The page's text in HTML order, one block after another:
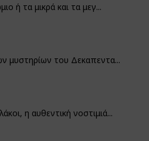
ή τα μικρά και τα μεγ...
μυστηρίων του Δεκαπεντα...
η αυθεντική νοστιμιά...